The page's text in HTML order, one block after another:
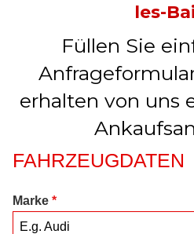
les-
Füllen Sie
erhalten von uns
FAHRZEUGDATEN
Marke *
E.g. Audi